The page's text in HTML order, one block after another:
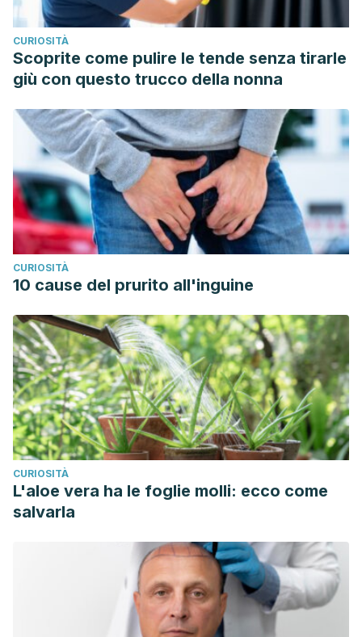
del preacondicionamiento fisiológico. Revista
Iberoamericana de Micología. 2009, Vol. 26. Núm. 2.
páginas 155-160. https://www.elsevier.es/es-revista-revista-
iberoamericana-micologia-290-articulo-estudios-
viabilidad-vitalidad-frente-al-13139640
Hospital Universitario Austral. Levadura nutricional:
beneficios de incorporarla a la dieta. Disponible en:
https://www.hospitalaustral.edu.ar/2013/06/levadura-
nutricional-beneficios-de-incorporarla-a-la-dieta/
CURIOSITÀ
Scoprite come pulire le tende senza tirarle
giù con questo trucco della nonna
CURIOSITÀ
10 cause del prurito all'inguine
CURIOSITÀ
L'aloe vera ha le foglie molli: ecco come
salvarla